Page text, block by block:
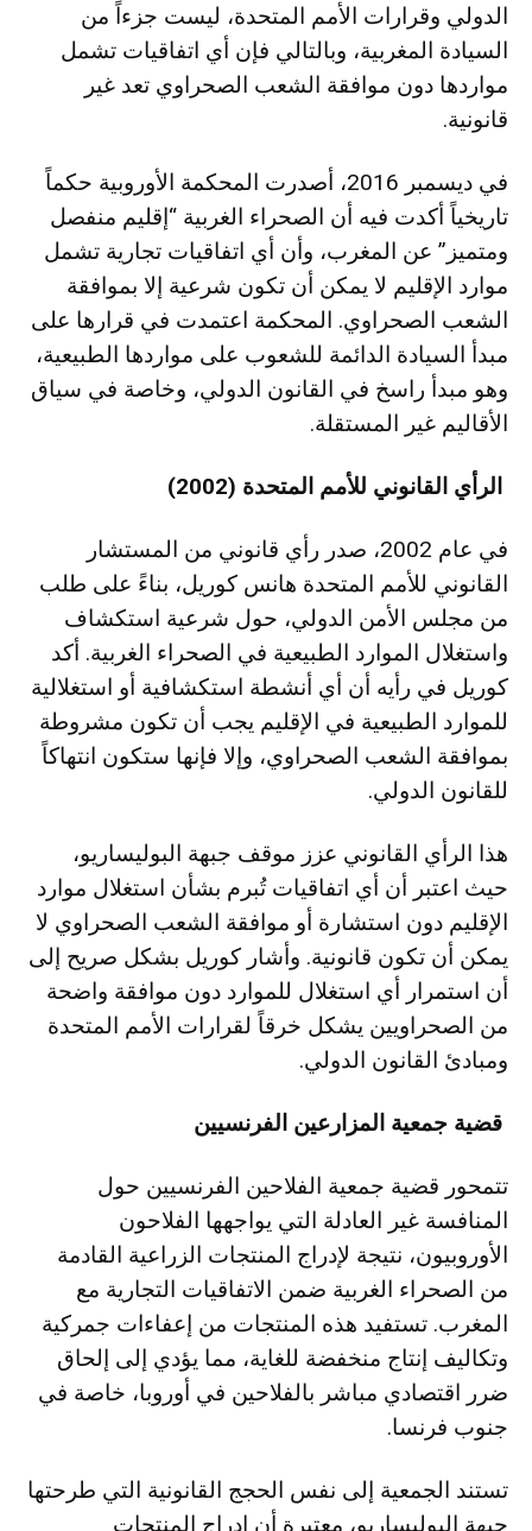
الدولي وقرارات الأمم المتحدة، ليست جزءاً من
السيادة المغربية، وبالتالي فإن أي اتفاقيات تشمل
مواردها دون موافقة الشعب الصحراوي تعد غير
قانونية.
في ديسمبر 2016، أصدرت المحكمة الأوروبية حكماً
تاريخياً أكدت فيه أن الصحراء الغربية “إقليم منفصل
ومتميز” عن المغرب، وأن أي اتفاقيات تجارية تشمل
موارد الإقليم لا يمكن أن تكون شرعية إلا بموافقة
الشعب الصحراوي. المحكمة اعتمدت في قرارها على
مبدأ السيادة الدائمة للشعوب على مواردها الطبيعية،
وهو مبدأ راسخ في القانون الدولي، وخاصة في سياق
الأقاليم غير المستقلة.
الرأي القانوني للأمم المتحدة (2002)
في عام 2002، صدر رأي قانوني من المستشار
القانوني للأمم المتحدة هانس كوريل، بناءً على طلب
من مجلس الأمن الدولي، حول شرعية استكشاف
واستغلال الموارد الطبيعية في الصحراء الغربية. أكد
كوريل في رأيه أن أي أنشطة استكشافية أو استغلالية
للموارد الطبيعية في الإقليم يجب أن تكون مشروطة
بموافقة الشعب الصحراوي، وإلا فإنها ستكون انتهاكاً
للقانون الدولي.
هذا الرأي القانوني عزز موقف جبهة البوليساريو،
حيث اعتبر أن أي اتفاقيات تُبرم بشأن استغلال موارد
الإقليم دون استشارة أو موافقة الشعب الصحراوي لا
يمكن أن تكون قانونية. وأشار كوريل بشكل صريح إلى
أن استمرار أي استغلال للموارد دون موافقة واضحة
من الصحراويين يشكل خرقاً لقرارات الأمم المتحدة
ومبادئ القانون الدولي.
قضية جمعية المزارعين الفرنسيين
تتمحور قضية جمعية الفلاحين الفرنسيين حول
المنافسة غير العادلة التي يواجهها الفلاحون
الأوروبيون، نتيجة لإدراج المنتجات الزراعية القادمة
من الصحراء الغربية ضمن الاتفاقيات التجارية مع
المغرب. تستفيد هذه المنتجات من إعفاءات جمركية
وتكاليف إنتاج منخفضة للغاية، مما يؤدي إلى إلحاق
ضرر اقتصادي مباشر بالفلاحين في أوروبا، خاصة في
جنوب فرنسا.
تستند الجمعية إلى نفس الحجج القانونية التي طرحتها
جبهة البوليساريو، معتبرة أن إدراج المنتجات